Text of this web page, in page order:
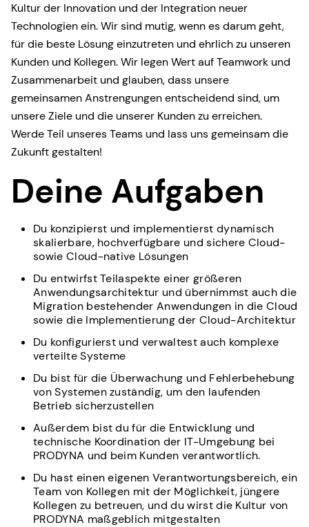
Kultur der Innovation und der Integration neuer
Technologien ein. Wir sind mutig, wenn es darum geht,
für die beste Lösung einzutreten und ehrlich zu unseren
Kunden und Kollegen. Wir legen Wert auf Teamwork und
Zusammenarbeit und glauben, dass unsere
gemeinsamen Anstrengungen entscheidend sind, um
unsere Ziele und die unserer Kunden zu erreichen.
Werde Teil unseres Teams und lass uns gemeinsam die
Zukunft gestalten!
Deine Aufgaben
Du konzipierst und implementierst dynamisch
skalierbare, hochverfügbare und sichere Cloud-
sowie Cloud-native Lösungen
Du entwirfst Teilaspekte einer größeren
Anwendungsarchitektur und übernimmst auch die
Migration bestehender Anwendungen in die Cloud
sowie die Implementierung der Cloud-Architektur
Du konfigurierst und verwaltest auch komplexe
verteilte Systeme
Du bist für die Überwachung und Fehlerbehebung
von Systemen zuständig, um den laufenden
Betrieb sicherzustellen
Außerdem bist du für die Entwicklung und
technische Koordination der IT-Umgebung bei
PRODYNA und beim Kunden verantwortlich.
Du hast einen eigenen Verantwortungsbereich, ein
Team von Kollegen mit der Möglichkeit, jüngere
Kollegen zu betreuen, und du wirst die Kultur von
PRODYNA maßgeblich mitgestalten